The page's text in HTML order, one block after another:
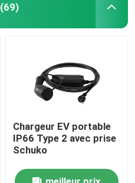
(69)
Chargeur EV portable
IP66 Type 2 avec prise
Schuko